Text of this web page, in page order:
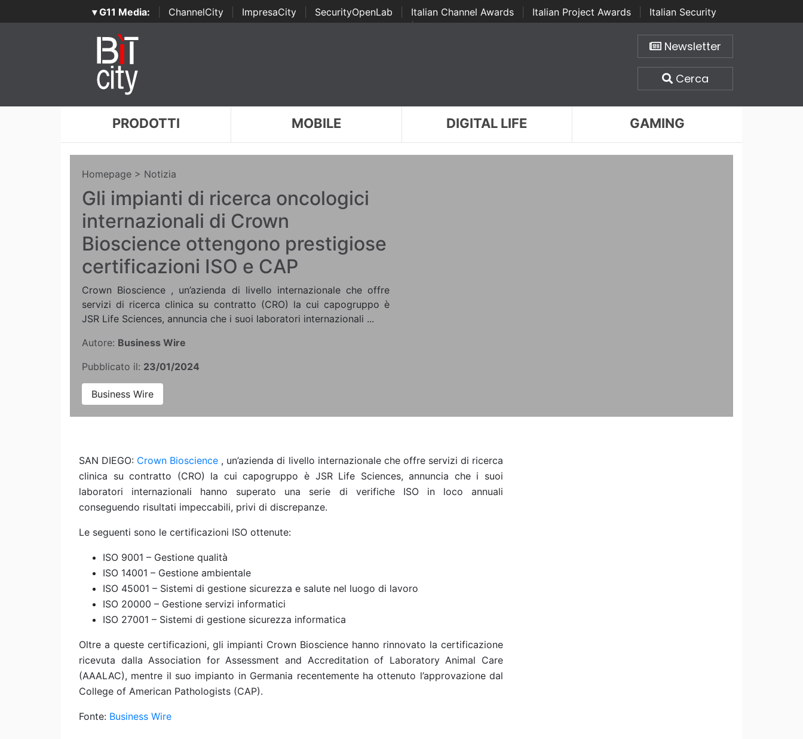
▾ G11 Media: ChannelCity ImpresaCity SecurityOpenLab Italian Channel Awards Italian Project Awards
Italian Security
Awards | ...
Newsletter
Cerca
PRODOTTI MOBILE DIGITAL LIFE GAMING
Homepage > Notizia
Gli impianti di ricerca oncologici
internazionali di Crown
Bioscience ottengono prestigiose
certificazioni ISO e CAP
Crown Bioscience , un’azienda di livello internazionale che offre
servizi di ricerca clinica su contratto (CRO) la cui capogruppo è
JSR Life Sciences, annuncia che i suoi laboratori internazionali ...
Autore: Business Wire
Pubblicato il: 23/01/2024
Business Wire
SAN DIEGO: Crown Bioscience , un’azienda di livello internazionale che offre servizi di ricerca
clinica su contratto (CRO) la cui capogruppo è JSR Life Sciences, annuncia che i suoi
laboratori internazionali hanno superato una serie di verifiche ISO in loco annuali
conseguendo risultati impeccabili, privi di discrepanze.
Le seguenti sono le certificazioni ISO ottenute:
ISO 9001 – Gestione qualità
ISO 14001 – Gestione ambientale
ISO 45001 – Sistemi di gestione sicurezza e salute nel luogo di lavoro
ISO 20000 – Gestione servizi informatici
ISO 27001 – Sistemi di gestione sicurezza informatica
Oltre a queste certificazioni, gli impianti Crown Bioscience hanno rinnovato la certificazione
ricevuta dalla Association for Assessment and Accreditation of Laboratory Animal Care
(AAALAC), mentre il suo impianto in Germania recentemente ha ottenuto l’approvazione dal
College of American Pathologists (CAP).
Fonte: Business Wire